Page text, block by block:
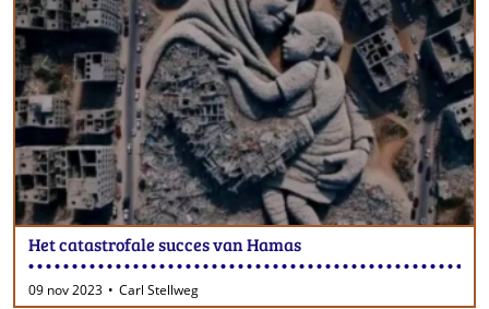
Het catastrofale succes van Hamas
09 nov 2023 Carl Stellweg